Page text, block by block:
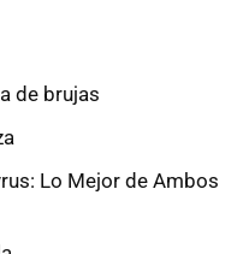
de brujas
Lo Mejor de Ambos